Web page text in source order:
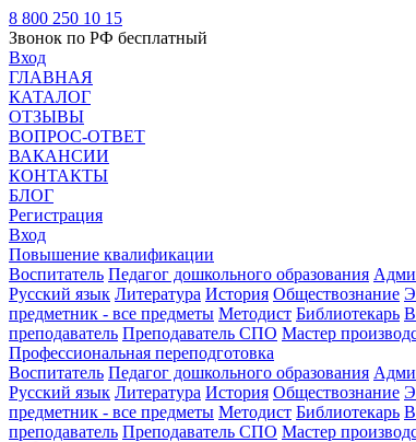
8 800 250 10 15
Звонок по РФ бесплатный
Вход
ГЛАВНАЯ
КАТАЛОГ
ОТЗЫВЫ
ВОПРОС-ОТВЕТ
ВАКАНСИИ
КОНТАКТЫ
БЛОГ
Регистрация
Вход
Повышение квалификации
Воспитатель Педагог дошкольного образования
Русский язык Литература История Обществознание
предметник - все предметы Методист Библиотекарь
преподаватель Преподаватель СПО Мастер
Профессиональная переподготовка
Воспитатель Педагог дошкольного образования
Русский язык Литература История Обществознание
предметник - все предметы Методист Библиотекарь
преподаватель Преподаватель СПО Мастер